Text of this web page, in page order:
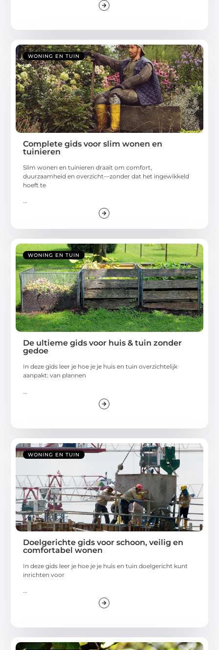
WONING EN TUIN
Complete gids voor slim wonen en
tuinieren
Slim wonen en tuinieren draait om comfort,
duurzaamheid en overzicht—zonder dat het ingewikkeld
hoeft te
...
WONING EN TUIN
De ultieme gids voor huis & tuin zonder
gedoe
In deze gids leer je hoe je je huis en tuin overzichtelijk
aanpakt: van plannen
WONING EN TUIN
Doelgerichte gids voor schoon, veilig en
comfortabel wonen
In deze gids leer je hoe je je huis en tuin doelgericht kunt
inrichten voor
...